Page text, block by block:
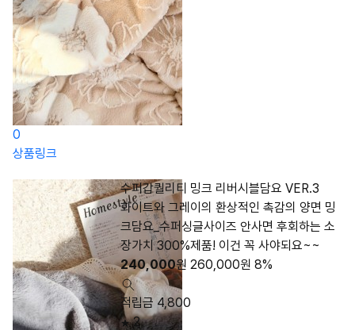
0
상품링크
수퍼갑퀄리티 밍크 리버시블담요 VER.3
화이트와 그레이의 환상적인 촉감의 양면 밍
크담요_수퍼싱글사이즈 안사면 후회하는 소
장가치 300%제품! 이건 꼭 사야되요~~
240,000원 260,000원 8%
적립금 4,800
2